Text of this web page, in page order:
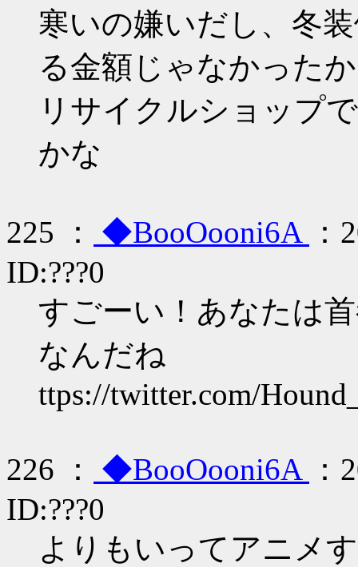
寒いの嫌いだし、冬
る金額じゃなかった
リサイクルショップ
かな
225 ： ◆BooOooni6A
ID:???0
すごーい！あなたは
なんだね
ttps://twitter.com/
226 ： ◆BooOooni6A
ID:???0
よりもいってアニメ